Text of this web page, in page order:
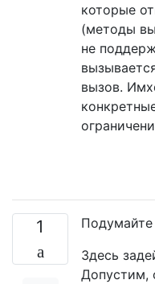
которые
(методы
не
вызов.
1
Здесь
Допустим,